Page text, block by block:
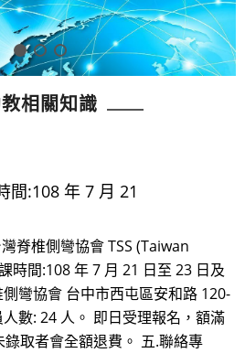
相關知識
間:108 年 7 月 21
脊椎側彎協會 TSS (Taiwan
時間:108 年 7 月 21 日至 23 日及
彎協會 台中市西屯區安和路 120-
數: 24 人。 即日受理報名，額滿
取者會全額退費。 五.聯絡專